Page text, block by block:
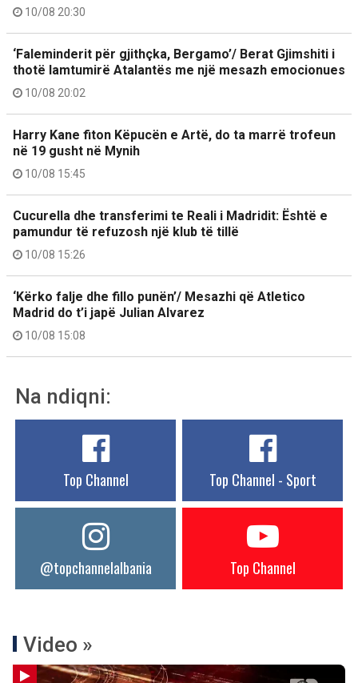
10/08 20:30
‘Faleminderit për gjithçka, Bergamo’/ Berat Gjimshiti i
thotë lamtumirë Atalantës me një mesazh emocionues
10/08 20:02
Harry Kane fiton Këpucën e Artë, do ta marrë trofeun
në 19 gusht në Mynih
10/08 15:45
Cucurella dhe transferimi te Reali i Madridit: Është e
pamundur të refuzosh një klub të tillë
10/08 15:26
‘Kërko falje dhe fillo punën’/ Mesazhi që Atletico
Madrid do t’i japë Julian Alvarez
10/08 15:08
Na ndiqni:
Top Channel Top Channel - Sport
@topchannelalbania Top Channel
Video »